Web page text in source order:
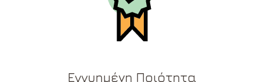
Εγγυημένη Ποιότητα